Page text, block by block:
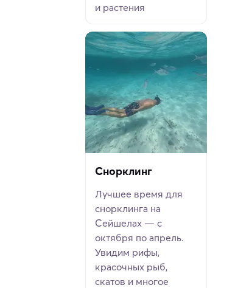
и растения
Снорклинг
Лучшее время для
снорклинга на
Сейшелах — с
октября по апрель.
Увидим рифы,
красочных рыб,
скатов и многое